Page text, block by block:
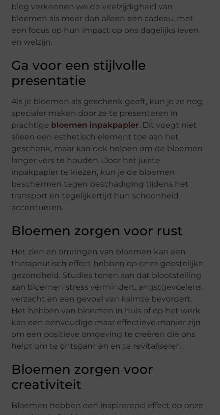
blog verkennen we de veelzijdigheid van
bloemen als meer dan alleen een cadeau, met
een focus op hun impact op ons dagelijks leven
en welzijn.
Ga voor een stijlvolle
presentatie
Als je bloemen als geschenk geeft, kun je ze nog
specialer maken door ze te presenteren in
prachtige bloemen inpakpapier. Dit voegt niet
alleen een esthetisch element toe aan het
geschenk, maar kan ook helpen om de bloemen
langer vers te houden. Door het juiste
inpakpapier te kiezen, kun je de bloemen
beschermen tegen beschadiging tijdens het
transport en tegelijkertijd hun schoonheid
accentueren.
Bloemen zorgen voor rust
Het zien en omringen van bloemen kan een
therapeutisch effect hebben op onze geestelijke
gezondheid. Studies tonen aan dat blootstelling
aan bloemen stress vermindert, angstgevoelens
verzacht en een gevoel van kalmte bevordert.
Het hebben van bloemen in huis of op het werk
kan een eenvoudige maar effectieve manier zijn
om een positieve omgeving te creëren die ons
helpt om te ontspannen en te revitaliseren.
Bloemen zorgen voor
creativiteit
Bloemen hebben een inspirerend effect op onze